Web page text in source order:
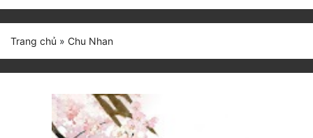
Mới
Cập
Nhật
(current)
Trang chủ » Chu Nhan